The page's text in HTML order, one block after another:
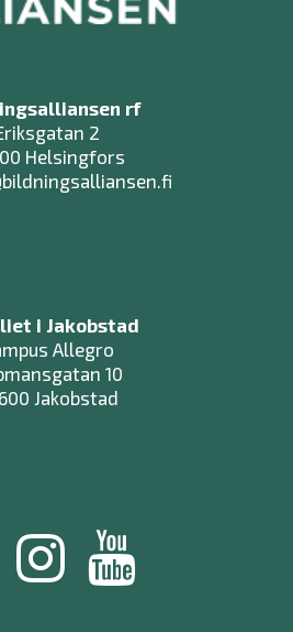
rf
2
Helsingfors
i Jakobstad
Allegro
10
Jakobstad